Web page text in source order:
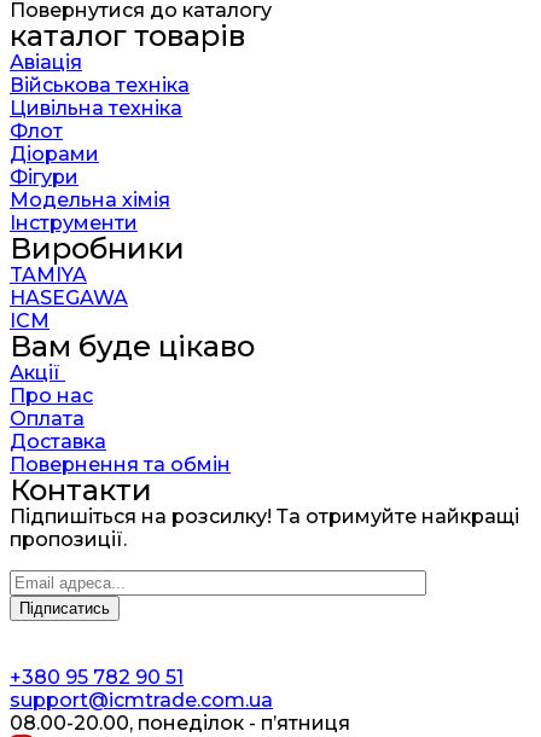
Повернутися до каталогу
каталог товарів
Авіація
Військова техніка
Цивільна техніка
Флот
Діорами
Фігури
Модельна хімія
Інструменти
Виробники
TAMIYA
HASEGAWA
ICM
Вам буде цікаво
Акції
Про нас
Оплата
Доставка
Повернення та обмін
Контакти
Підпишіться на розсилку! Та отримуйте найкращі
пропозиції.
+380 95 782 90 51
support@icmtrade.com.ua
08.00-20.00, понеділок - п’ятниця